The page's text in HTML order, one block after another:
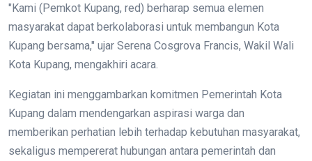
"Kami (Pemkot Kupang, red) berharap semua elemen
masyarakat dapat berkolaborasi untuk membangun Kota
Kupang bersama," ujar Serena Cosgrova Francis, Wakil Wali
Kota Kupang, mengakhiri acara.
Kegiatan ini menggambarkan komitmen Pemerintah Kota
Kupang dalam mendengarkan aspirasi warga dan
memberikan perhatian lebih terhadap kebutuhan masyarakat,
sekaligus mempererat hubungan antara pemerintah dan